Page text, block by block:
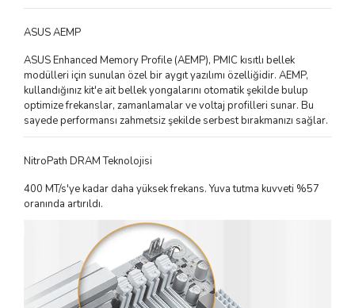
ASUS AEMP
ASUS Enhanced Memory Profile (AEMP), PMIC kısıtlı bellek
modülleri için sunulan özel bir aygıt yazılımı özelliğidir. AEMP,
kullandığınız kit'e ait bellek yongalarını otomatik şekilde bulup
optimize frekanslar, zamanlamalar ve voltaj profilleri sunar. Bu
sayede performansı zahmetsiz şekilde serbest bırakmanızı sağlar.
NitroPath DRAM Teknolojisi
400 MT/s'ye kadar daha yüksek frekans. Yuva tutma kuvveti %57
oranında artırıldı.